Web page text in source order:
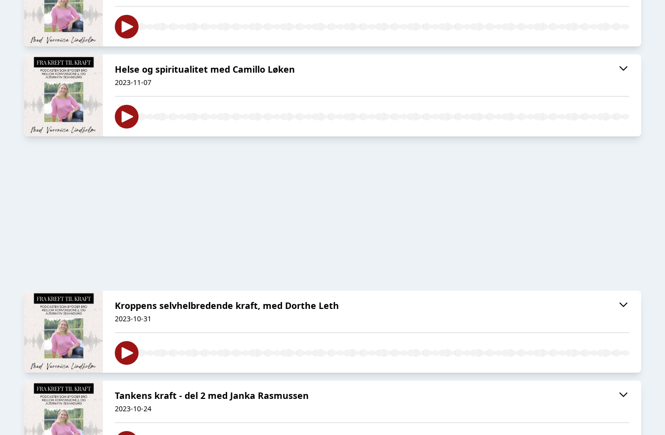
Helse og spiritualitet med Camillo Løken
2023-11-07
Kroppens selvhelbredende kraft, med Dorthe Leth
2023-10-31
Tankens kraft - del 2 med Janka Rasmussen
2023-10-24